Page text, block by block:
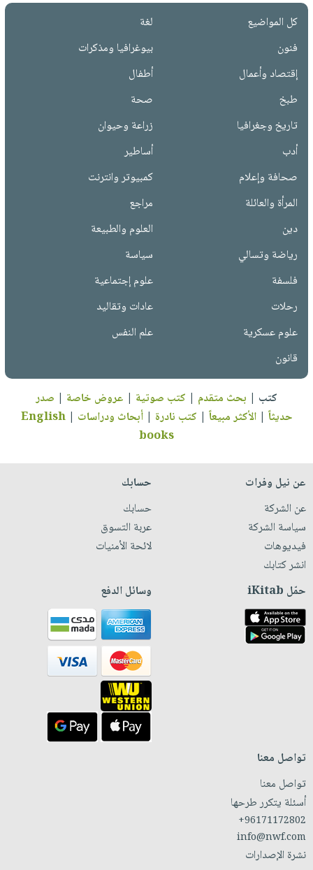
كل المواضيع
لغة
فنون
بيوغرافيا ومذكرات
إقتصاد وأعمال
أطفال
طبخ
صحة
تاريخ وجغرافيا
زراعة وحيوان
أدب
أساطير
صحافة وإعلام
كمبيوتر وانترنت
المرأة والعائلة
مراجع
دين
العلوم والطبيعة
رياضة وتسالي
سياسة
فلسفة
علوم إجتماعية
رحلات
عادات وتقاليد
علوم عسكرية
علم النفس
قانون
كتب | بحث متقدم | كتب صوتية | عروض خاصة | صدر
حديثاً |الأكثر مبيعاً | كتب نادرة |أبحاث ودراسات |
English
books
عن نيل وفرات
عن الشركة
سياسة الشركة
فيديوهات
انشر كتابك
حسابك
حسابك
عربة التسوق
لائحة الأمنيات
حمّل iKitab وسائل الدفع
تواصل معنا
تواصل معنا
أسئلة يتكرر طرحها
+96171172802
info@nwf.com
نشرة الإصدارات